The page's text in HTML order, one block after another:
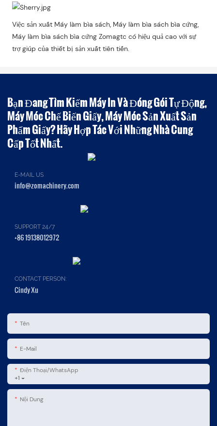
Việc sản xuất Máy làm bìa sách, Máy làm bìa sách bìa cứng,
Máy làm bìa sách bìa cứng Zomagtc có hiệu quả cao với sự
trợ giúp của thiết bị sản xuất tiên tiến.
Bạn Đang Tìm Kiếm Máy In Và Đóng Gói Tự Động,
Máy Móc Chế Biến Giấy, Máy Móc Sản Xuất Sản
Phẩm Giấy? Hãy Hợp Tác Với Những Nhà Cung
Cấp Tốt Nhất.
E-MAIL US
info@zomachinery.com
SUPPORT 24/7
+86 19138012972
CONTACT PERSON:
Cindy Xu
Tên
E-Mail
+1
Điện Thoại/WhatsApp
Nội Dung